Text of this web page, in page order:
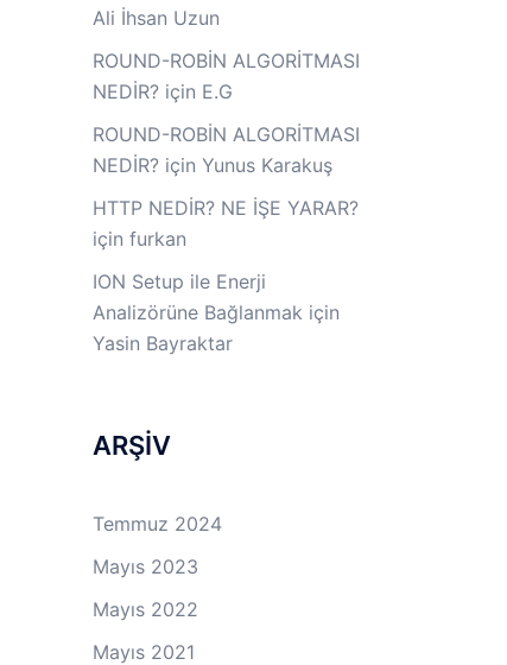
Ali İhsan Uzun
ROUND-ROBİN ALGORİTMASI
NEDİR?için E.G
ROUND-ROBİN ALGORİTMASI
NEDİR?için Yunus Karakuş
HTTP NEDİR? NE İŞE YARAR?
için furkan
ION Setup ile Enerji
Analizörüne Bağlanmak için
Yasin Bayraktar
ARŞİV
Temmuz 2024
Mayıs 2023
Mayıs 2022
Mayıs 2021